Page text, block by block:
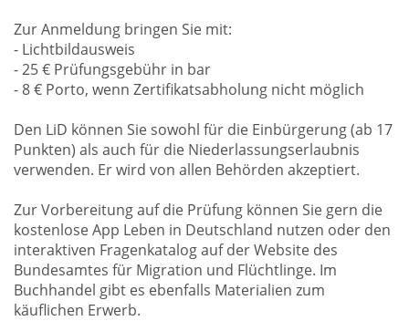
Zur Anmeldung bringen Sie mit:
- Lichtbildausweis
- 25 € Prüfungsgebühr in bar
- 8 € Porto, wenn Zertifikatsabholung nicht möglich
Den LiD können Sie sowohl für die Einbürgerung (ab 17
Punkten) als auch für die Niederlassungserlaubnis
verwenden. Er wird von allen Behörden akzeptiert.
Zur Vorbereitung auf die Prüfung können Sie gern die
kostenlose App Leben in Deutschland nutzen oder den
interaktiven Fragenkatalog auf der Website des
Bundesamtes für Migration und Flüchtlinge. Im
Buchhandel gibt es ebenfalls Materialien zum
käuflichen Erwerb.